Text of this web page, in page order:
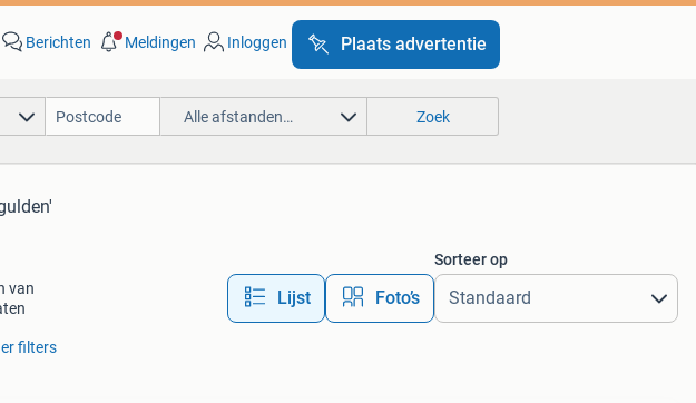
Berichten Meldingen Inloggen Plaats advertentie
Alle afstanden… Zoek
van
Lijst Foto’s
Sorteer op
filters